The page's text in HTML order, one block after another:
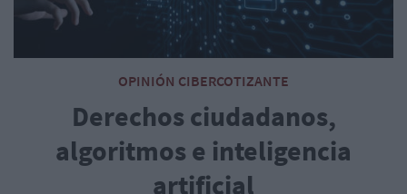
OPINIÓN CIBERCOTIZANTE
Derechos ciudadanos,
algoritmos e inteligencia
artificial